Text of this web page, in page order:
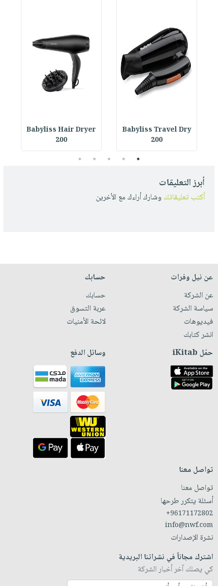
Babyliss Travel Dry
200
Babyliss Hair Dryer
200
1
2
3
4
5
أبرز التعليقات
أكتب تعليقاتك وشارك أراءك مع الأخرين
عن نيل وفرات
عن الشركة
سياسة الشركة
فيديوهات
انشر كتابك
حسابك
حسابك
عربة التسوق
لائحة الأمنيات
حمّل iKitab وسائل الدفع
تواصل معنا
تواصل معنا
أسئلة يتكرر طرحها
+96171172802
info@nwf.com
نشرة الإصدارات
اشترك مجاناً في نشراتنا البريدية
كي يصلك آخر أخبار الشركة